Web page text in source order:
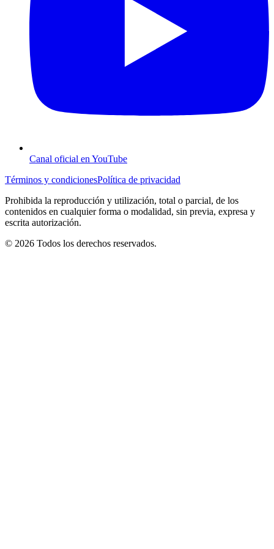
Canal oficial en YouTube
Términos y condicionesPolítica de privacidad
Prohibida la reproducción y utilización, total o parcial, de los
contenidos en cualquier forma o modalidad, sin previa, expresa y
escrita autorización.
© 2026 Todos los derechos reservados.